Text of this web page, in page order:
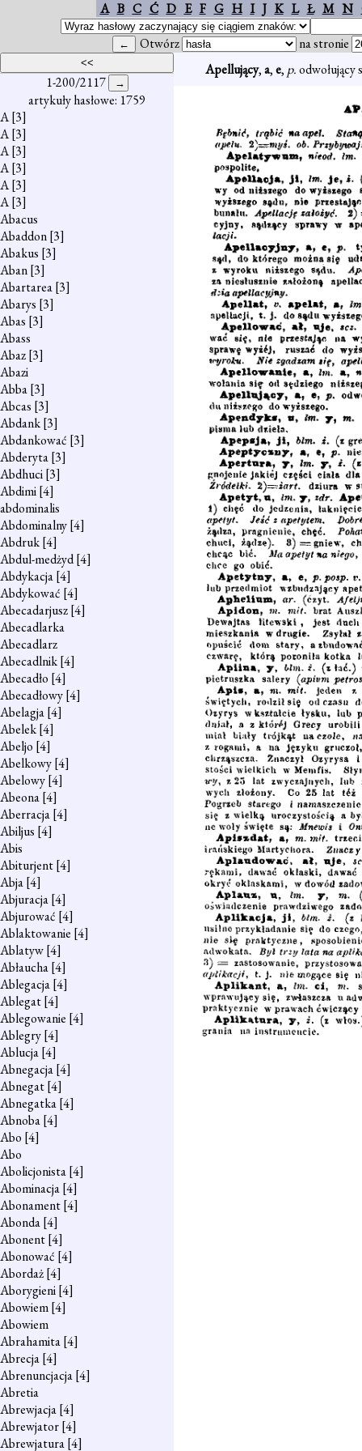
A B C Ć D E F G H I J K L Ł M N
Otwórz na stronie
1-200/2117
artykuły hasłowe: 1759
A[3]
A[3]
A[3]
A[3]
A[3]
A[3]
Abacus
Abaddon[3]
Abakus [3]
Aban[3]
Abartarea[3]
Abarys [3]
Abas [3]
Abass
Abaz[3]
Abazi
Abba[3]
Abcas [3]
Abdank[3]
Abdankować [3]
Abderyta[3]
Abdhuci[3]
Abdimi[4]
abdominalis
Abdominalny[4]
Abdruk[4]
Abdul-medżyd[4]
Abdykacja[4]
Abdykować [4]
Abecadarjusz[4]
Abecadlarka
Abecadlarz
Abecadlnik[4]
Abecadło [4]
Abecadłowy[4]
Abelagja[4]
Abelek[4]
Abeljo [4]
Abelkowy[4]
Abelowy[4]
Abeona[4]
Aberracja[4]
Abiljus [4]
Abis
Abiturjent[4]
Abja[4]
Abjuracja[4]
Abjurować [4]
Ablaktowanie [4]
Ablatyw[4]
Abłaucha[4]
Ablegacja[4]
Ablegat[4]
Ablegowanie [4]
Ablegry[4]
Ablucja[4]
Abnegacja[4]
Abnegat[4]
Abnegatka[4]
Abnoba[4]
Abo [4]
Abo
Abolicjonista[4]
Abominacja[4]
Abonament[4]
Abonda[4]
Abonent[4]
Abonować [4]
Abordaż[4]
Aborygieni[4]
Abowiem[4]
Abowiem
Abrahamita[4]
Abrecja[4]
Abrenuncjacja[4]
Abretia
Abrewjacja[4]
Abrewjator[4]
Abrewjatura[4]
Apellujący,a,e, p.odwołujący